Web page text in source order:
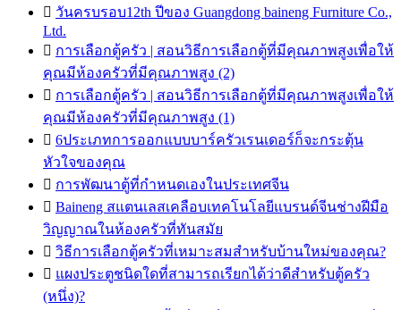
 วันครบรอบ12th ปีของ Guangdong baineng Furniture Co.,
Ltd.
 การเลือกตู้ครัว | สอนวิธีการเลือกตู้ที่มีคุณภาพสูงเพื่อให้
คุณมีห้องครัวที่มีคุณภาพสูง (2)
 การเลือกตู้ครัว | สอนวิธีการเลือกตู้ที่มีคุณภาพสูงเพื่อให้
คุณมีห้องครัวที่มีคุณภาพสูง (1)
 6ประเภทการออกแบบบาร์ครัวเรนเดอร์ก็จะกระตุ้น
หัวใจของคุณ
 การพัฒนาตู้ที่กำหนดเองในประเทศจีน
 Baineng สแตนเลสเคลือบเทคโนโลยีแบรนด์จีนช่างฝีมือ
วิญญาณในห้องครัวที่ทันสมัย
 วิธีการเลือกตู้ครัวที่เหมาะสมสำหรับบ้านใหม่ของคุณ?
 แผงประตูชนิดใดที่สามารถเรียกได้ว่าดีสำหรับตู้ครัว
(หนึ่ง)?